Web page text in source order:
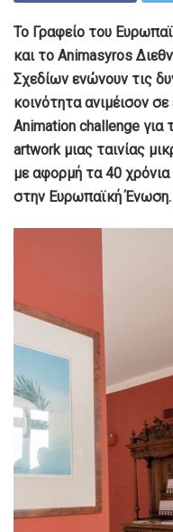
Το Γραφείο του
και το Animasyros
Σχεδίων ενώνουν τις
κοινότητα ανιμέισον
Animation challenge για
artwork μιας ταινίας
με αφορμή τα 40
στην Ευρωπαϊκή Ένωση.